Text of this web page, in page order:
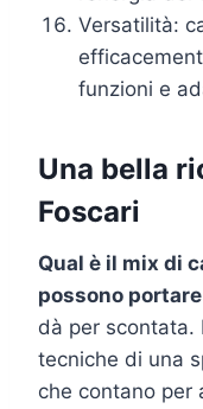
Versatilità:
funzioni e
Una bella
Foscari
Qual è il mix di
possono
dà per scontata.
tecniche di una
che contano per